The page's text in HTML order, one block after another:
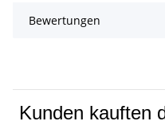
Bewertungen
Kunden kauften